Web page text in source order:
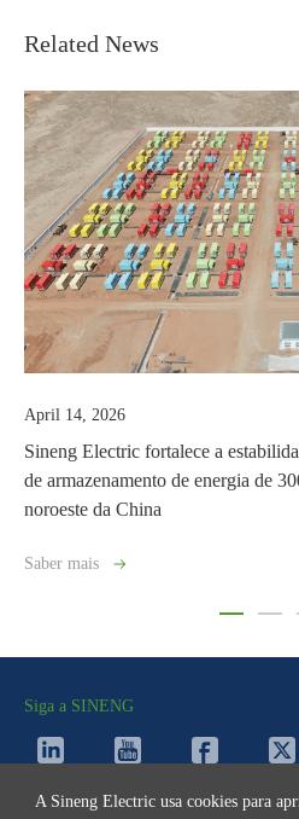
A Sineng Electric usa cookies para
Related News
da rede com um projeto
de 300 MW / 1.200 MWh no
Fale Conosco
Siga a SINENG